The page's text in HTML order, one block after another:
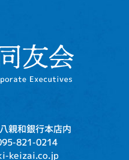
親和銀行本店内
821-0214
keizai.co.jp